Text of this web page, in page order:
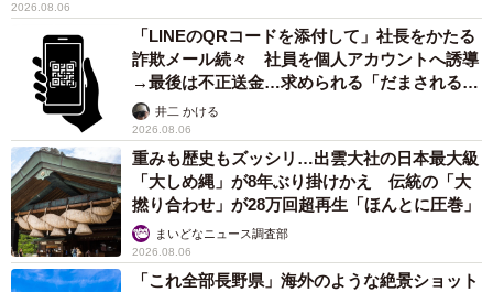
2026.08.06
「LINEのQRコードを添付して」社長をかたる
詐欺メール続々 社員を個人アカウントへ誘導
→最後は不正送金…求められる「だまされる前
提」の対策
井二 かける
2026.08.06
重みも歴史もズッシリ…出雲大社の日本最大級
「大しめ縄」が8年ぶり掛けかえ 伝統の「大
撚り合わせ」が28万回超再生「ほんとに圧巻」
まいどなニュース調査部
2026.08.06
「これ全部長野県」海外のような絶景ショット